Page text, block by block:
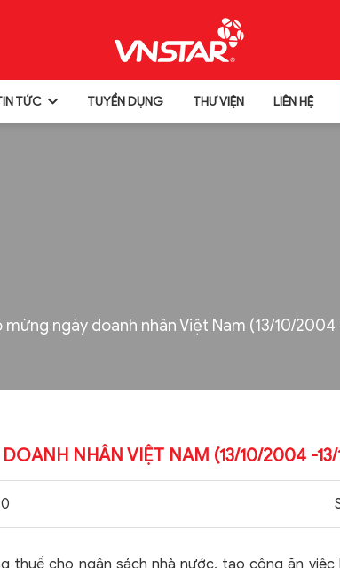
TỨC TUYỂN DỤNG THƯ VIỆN LIÊN HỆ
mừng ngày doanh nhân Việt Nam (13/10/2004
NHÂN VIỆT NAM (13/10/2004 -